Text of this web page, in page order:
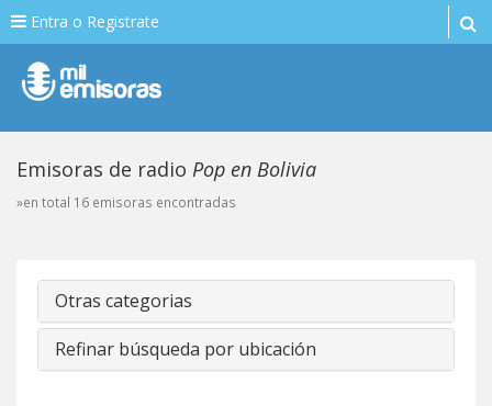
Entra o Registrate
Emisoras de radio Pop en Bolivia
»en total 16 emisoras encontradas
Otras categorias
Refinar búsqueda por ubicación